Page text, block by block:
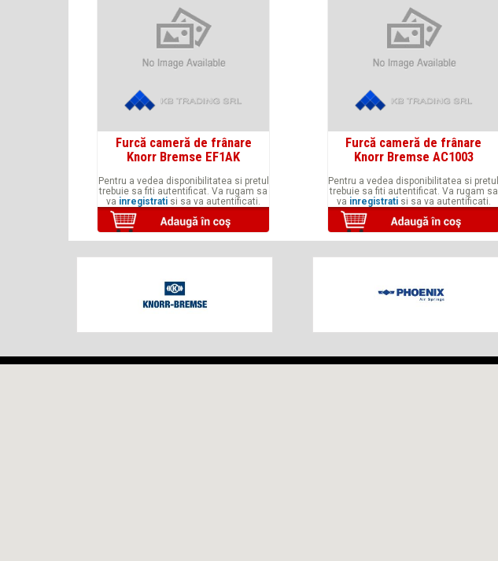
Furcă cameră de frânare
Knorr Bremse EF1AK
Pentru a vedea disponibilitatea si pretul
trebuie sa fiti autentificat. Va rugam sa
va inregistrati si sa va autentificati.
Furcă cameră de frânare
Knorr Bremse AC1003
Pentru a vedea disponibilitatea si pretul
trebuie sa fiti autentificat. Va rugam sa
va inregistratisi sa va autentificati.